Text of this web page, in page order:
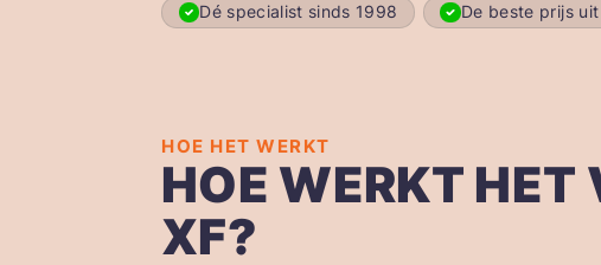
Dé specialist sinds 1998 De beste prijs
HOE HET WERKT
HOE WERKT
XF?